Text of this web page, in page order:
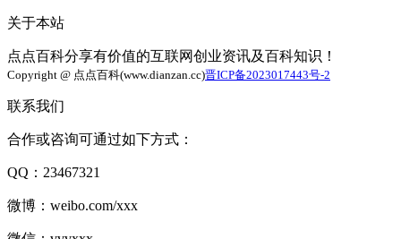
关于本站
点点百科分享有价值的互联网创业资讯及百科知识！
Copyright @ 点点百科(www.dianzan.cc)晋ICP备2023017443号-2
联系我们
合作或咨询可通过如下方式：
QQ：23467321
微博：weibo.com/xxx